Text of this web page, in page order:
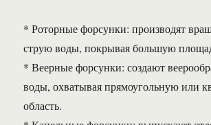
* Роторные форсунки: производят
струю воды, покрывая большую
* Веерные форсунки: создают
воды, охватывая прямоугольную или
область.